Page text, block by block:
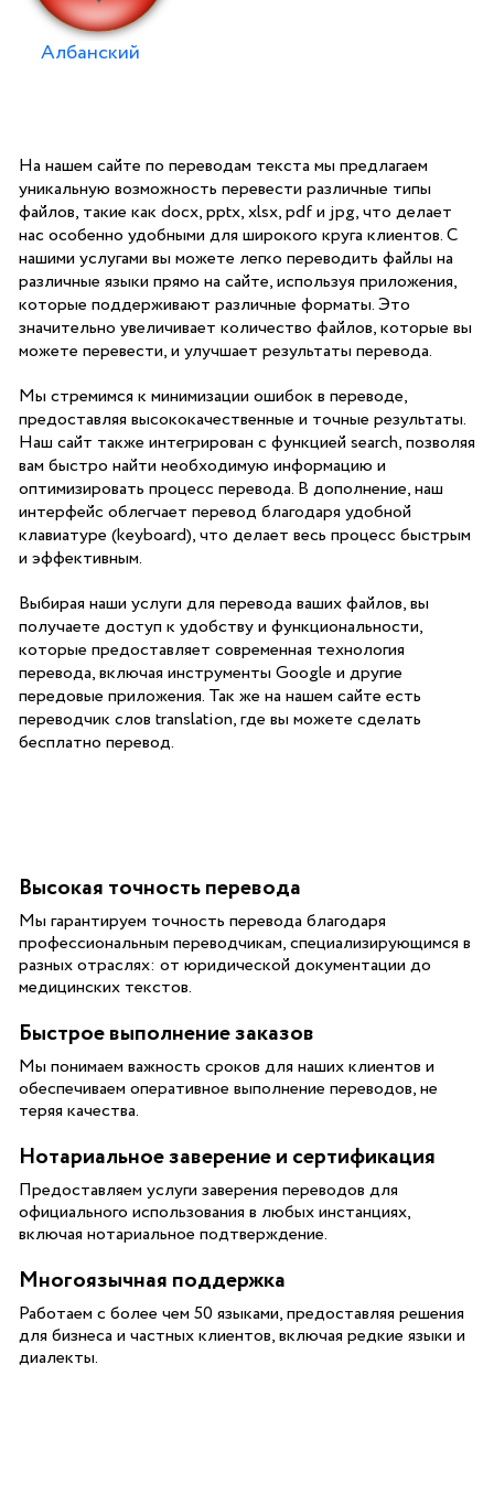
Албанский
На нашем сайте по переводам текста мы предлагаем
уникальную возможность перевести различные типы
файлов, такие как docx, pptx, xlsx, pdf и jpg, что делает
нас особенно удобными для широкого круга клиентов. С
нашими услугами вы можете легко переводить файлы на
различные языки прямо на сайте, используя приложения,
которые поддерживают различные форматы. Это
значительно увеличивает количество файлов, которые вы
можете перевести, и улучшает результаты перевода.
Мы стремимся к минимизации ошибок в переводе,
предоставляя высококачественные и точные результаты.
Наш сайт также интегрирован с функцией search, позволяя
вам быстро найти необходимую информацию и
оптимизировать процесс перевода. В дополнение, наш
интерфейс облегчает перевод благодаря удобной
клавиатуре (keyboard), что делает весь процесс быстрым
и эффективным.
Выбирая наши услуги для перевода ваших файлов, вы
получаете доступ к удобству и функциональности,
которые предоставляет современная технология
перевода, включая инструменты Google и другие
передовые приложения. Так же на нашем сайте есть
переводчик слов translation, где вы можете сделать
бесплатно перевод.
Высокая точность перевода
Мы гарантируем точность перевода благодаря
профессиональным переводчикам, специализирующимся в
разных отраслях: от юридической документации до
медицинских текстов.
Быстрое выполнение заказов
Мы понимаем важность сроков для наших клиентов и
обеспечиваем оперативное выполнение переводов, не
теряя качества.
Нотариальное заверение и сертификация
Предоставляем услуги заверения переводов для
официального использования в любых инстанциях,
включая нотариальное подтверждение.
Многоязычная поддержка
Работаем с более чем 50 языками, предоставляя решения
для бизнеса и частных клиентов, включая редкие языки и
диалекты.